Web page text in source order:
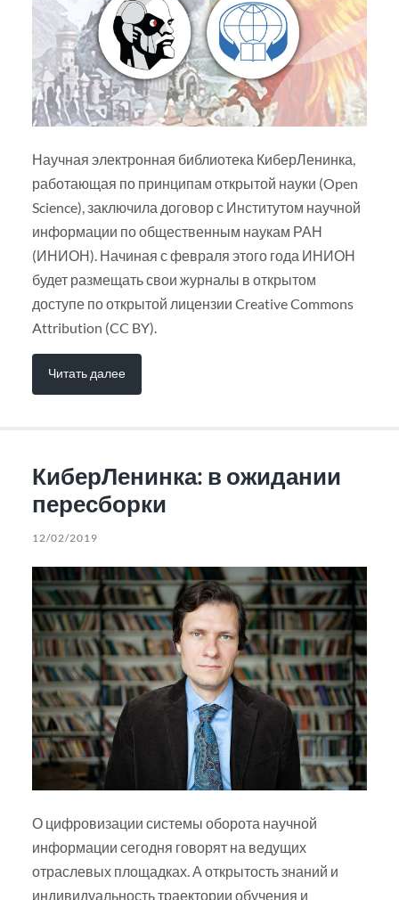
Научная электронная библиотека КиберЛенинка,
работающая по принципам открытой науки (Open
Science), заключила договор с Институтом научной
информации по общественным наукам РАН
(ИНИОН). Начиная с февраля этого года ИНИОН
будет размещать свои журналы в открытом
доступе по открытой лицензии Creative Commons
Attribution (CC BY).
Читать далее
КиберЛенинка: в ожидании
пересборки
12/02/2019
О цифровизации системы оборота научной
информации сегодня говорят на ведущих
отраслевых площадках. А открытость знаний и
индивидуальность траектории обучения и